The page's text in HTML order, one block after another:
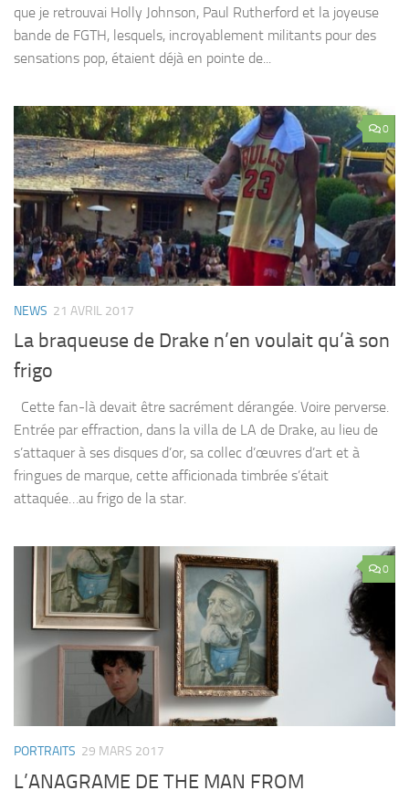
que je retrouvai Holly Johnson, Paul Rutherford et la joyeuse
bande de FGTH, lesquels, incroyablement militants pour des
sensations pop, étaient déjà en pointe de...
0
NEWS 21 AVRIL 2017
La braqueuse de Drake n’en voulait qu’à son
frigo
Cette fan-là devait être sacrément dérangée. Voire perverse.
Entrée par effraction, dans la villa de LA de Drake, au lieu de
s’attaquer à ses disques d’or, sa collec d’œuvres d’art et à
fringues de marque, cette afficionada timbrée s’était
attaquée…au frigo de la star.
0
PORTRAITS 29 MARS 2017
L’ANAGRAME DE THE MAN FROM